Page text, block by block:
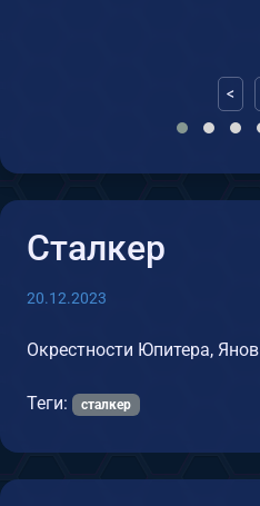
<
Сталкер
20.12.2023
Окрестности Юпитера, Янов
Теги: сталкер